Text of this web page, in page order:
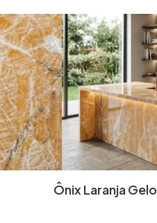
Ônix Laranja Gelo